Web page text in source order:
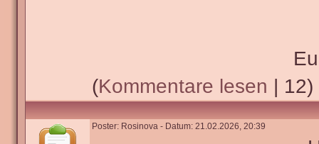
(Kommentare lesen | 12)
Poster: Rosinova - Datum: 21.02.2026, 20:39